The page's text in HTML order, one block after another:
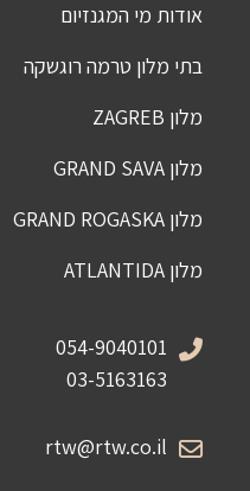
054-9040101
03-5163163
rtw@rtw.co.il
אודות מי המגנזיום
בתי מלון טרמה רוגשקה
מלון ZAGREB
מלון GRAND SAVA
מלון GRAND ROGASKA
מלון ATLANTIDA